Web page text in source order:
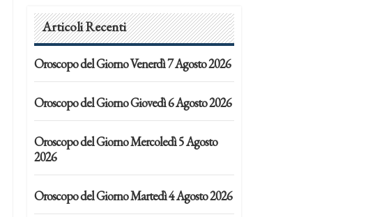
Articoli Recenti
Oroscopo del Giorno Venerdì 7 Agosto 2026
Oroscopo del Giorno Giovedì 6 Agosto 2026
Oroscopo del Giorno Mercoledì 5 Agosto
2026
Oroscopo del Giorno Martedì 4 Agosto 2026